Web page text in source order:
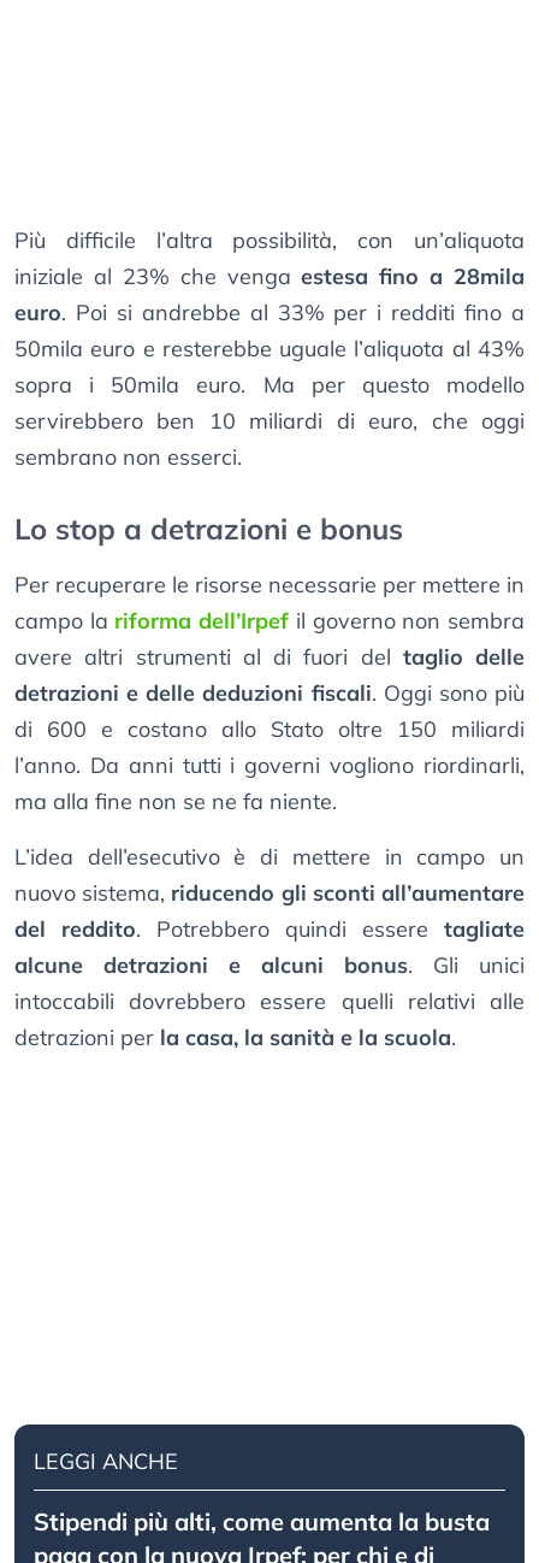
Più difficile l’altra possibilità, con un’aliquota
iniziale al 23% che vengaestesa fino a 28mila
euro. Poi si andrebbe al 33% per i redditi fino a
50mila euro e resterebbe uguale l’aliquota al 43%
sopra i 50mila euro. Ma per questo modello
servirebbero ben 10 miliardi di euro, che oggi
sembrano non esserci.
Lo stop a detrazioni e bonus
Per recuperare le risorse necessarie per mettere in
campo la riforma dell’Irpef il governo non sembra
avere altri strumenti al di fuori del taglio delle
detrazioni e delle deduzioni fiscali. Oggi sono più
di 600 e costano allo Stato oltre 150 miliardi
l’anno. Da anni tutti i governi vogliono riordinarli,
ma alla fine non se ne fa niente.
L’idea dell’esecutivo è di mettere in campo un
nuovo sistema, riducendo gli sconti all’aumentare
del reddito. Potrebbero quindi essere tagliate
alcune detrazioni e alcuni bonus. Gli unici
intoccabili dovrebbero essere quelli relativi alle
detrazioni per la casa, la sanità e la scuola.
LEGGI ANCHE
Stipendi più alti, come aumenta la busta
paga con la nuova Irpef: per chi e di